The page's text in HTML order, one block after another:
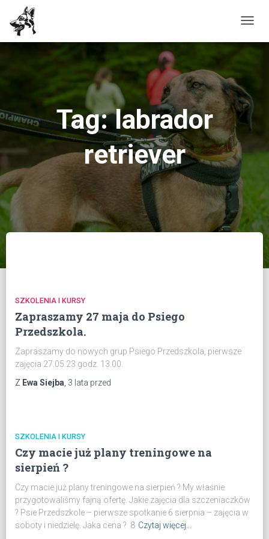
Tag: labrador
retriever
SZKOLENIA I KURSY
Zapraszamy 27 maja do Psiego
Przedszkola.
Zapraszamy do nowych grup Psiego Przedszkola, pierwsze
zajęcia 27.05.23 godz. 13.00.
Z Ewa Siejba 3 lata przed
SZKOLENIA I KURSY
Czy macie już plany treningowe na
sierpień ?
Czy macie już plany treningowe na sierpień ? My właśnie
przygotowaliśmy fajną ofertę. Jakie zajęcia dla szczeniaczków
? Psie Przedszkole – pierwsze spotkanie 6 sierpnia – zajęcia w
soboty i niedzielę. Jaka cena ? 8 Czytaj więcej…